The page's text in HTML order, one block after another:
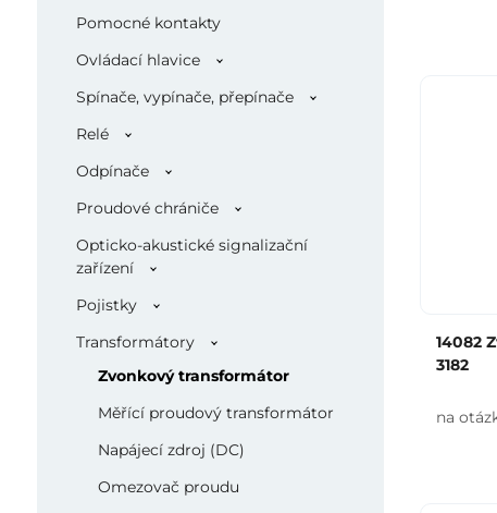
Pomocné kontakty
Ovládací hlavice
Spínače, vypínače, přepínače
Relé
Odpínače
Proudové chrániče
Opticko-akustické signalizační
zařízení
Pojistky
Transformátory
Zvonkový transformátor
Měřící proudový transformátor
Napájecí zdroj (DC)
Omezovač proudu
14082
3182
na